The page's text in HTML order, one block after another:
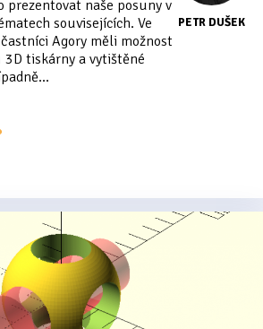
PETR DUŠEK
naše posuny v
souvisejících. Ve
Agory měli možnost
tiskárny a vytištěné